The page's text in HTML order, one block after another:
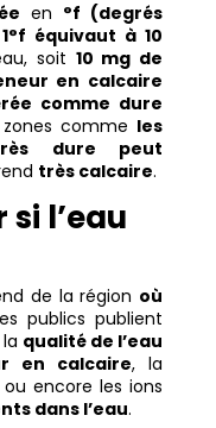
en °f (degrés
1°f équivaut à 10
soit 10 mg de
en calcaire
comme dure
comme les
dure peut
très calcaire.
l’eau
de la région où
publics publient
qualité de l’eau
en calcaire, la
ou encore les ions
dans l’eau.